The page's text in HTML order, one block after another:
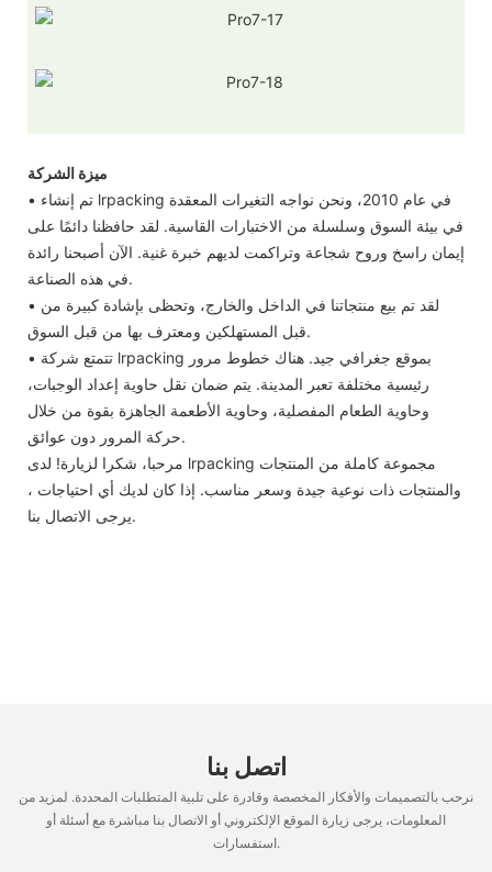
ميزة الشركة
• تم إنشاء lrpacking في عام 2010، ونحن نواجه التغيرات المعقدة
في بيئة السوق وسلسلة من الاختبارات القاسية. لقد حافظنا دائمًا على
إيمان راسخ وروح شجاعة وتراكمت لديهم خبرة غنية. الآن أصبحنا رائدة
في هذه الصناعة.
• لقد تم بيع منتجاتنا في الداخل والخارج، وتحظى بإشادة كبيرة من
قبل المستهلكين ومعترف بها من قبل السوق.
• تتمتع شركة lrpacking بموقع جغرافي جيد. هناك خطوط مرور
رئيسية مختلفة تعبر المدينة. يتم ضمان نقل حاوية إعداد الوجبات،
وحاوية الطعام المفصلية، وحاوية الأطعمة الجاهزة بقوة من خلال
حركة المرور دون عوائق.
مرحبا، شكرا لزيارة! لدى lrpacking مجموعة كاملة من المنتجات
والمنتجات ذات نوعية جيدة وسعر مناسب. إذا كان لديك أي احتياجات ،
يرجى الاتصال بنا.
اتصل بنا
نرحب بالتصميمات والأفكار المخصصة وقادرة على تلبية المتطلبات المحددة. لمزيد من
المعلومات، يرجى زيارة الموقع الإلكتروني أو الاتصال بنا مباشرة مع أسئلة أو
استفسارات.